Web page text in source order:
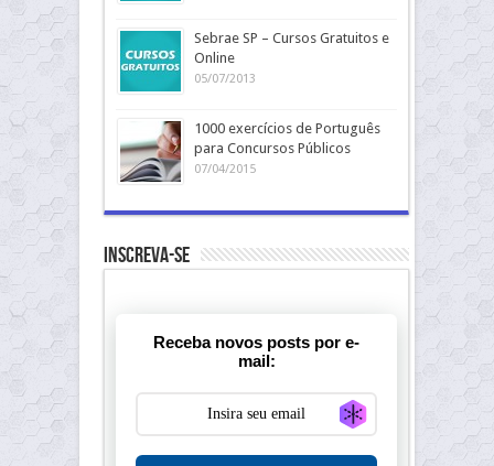
Sebrae SP – Cursos Gratuitos e
Online
05/07/2013
1000 exercícios de Português
para Concursos Públicos
07/04/2015
Inscreva-se
Receba novos posts por e-
mail:
Generate new